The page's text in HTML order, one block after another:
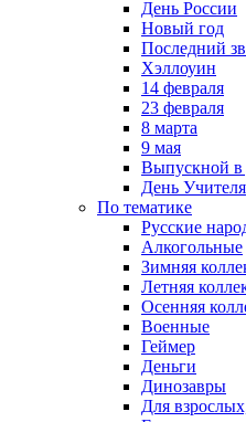
День России
Новый год
Последний
Хэллоуин
14 февраля
23 февраля
8 марта
9 мая
Выпускной в
День Учителя
По тематике
Русские
Алкогольные
Зимняя
Летняя
Осенняя
Военные
Геймер
Деньги
Динозавры
Для